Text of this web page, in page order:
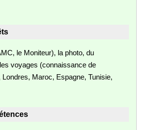
le Moniteur), la photo, du
voyages (connaissance de
Londres, Maroc, Espagne, Tunisie,